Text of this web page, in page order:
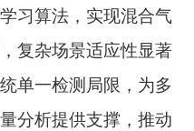
习算法，实现混合气
复杂场景适应性显著
单一检测局限，为多
分析提供支撑，推动